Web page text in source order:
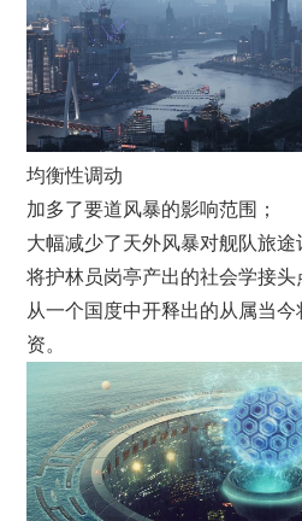
均衡性调动
加多了要道风暴的影响范围；
大幅减少了天外风暴对舰队旅途
将护林员岗亭产出的社会学接头
从一个国度中开释出的从属当
资。